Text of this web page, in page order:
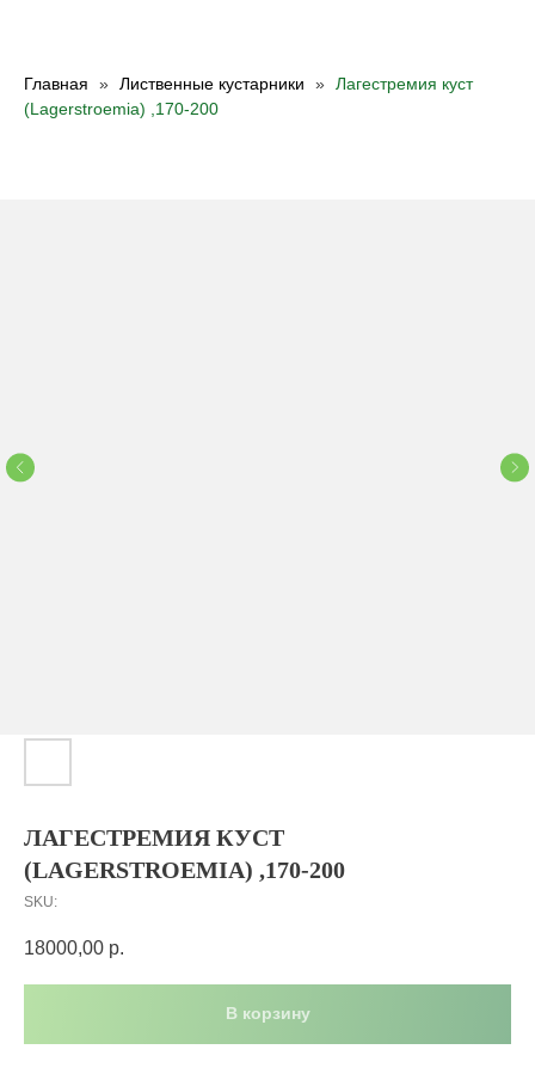
Главная Лиственные кустарники
Лагестремия куст
(Lagerstroemia) ,170-200
ЛАГЕСТРЕМИЯ КУСТ
(LAGERSTROEMIA) ,170-200
SKU:
18000,00 р.
В корзину